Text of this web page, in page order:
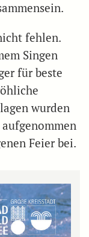
fehlen.
Singen
für beste
wurden
Feier bei.